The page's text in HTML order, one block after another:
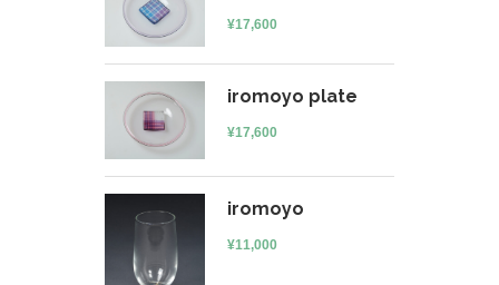
¥17,600
iromoyo plate
¥17,600
iromoyo
¥11,000